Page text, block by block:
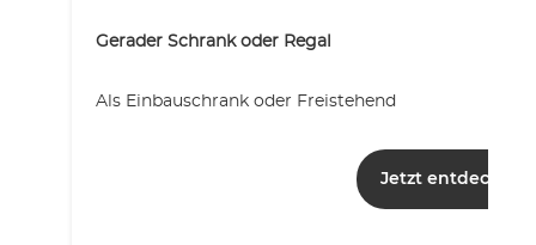
Gerader Schrank oder Regal
Als Einbauschrank oder Freistehend
Jetzt entdecken